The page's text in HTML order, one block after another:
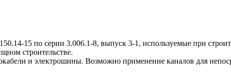
15 по серии 3.006.1-8, выпуск 3-1, используемые при
строительстве.
и электрошины. Возможно применение каналов для